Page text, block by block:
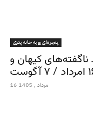
پنجره‌ای رو به خانه پدری
ناگفته‌های کیهان و
16 مرداد , 1405